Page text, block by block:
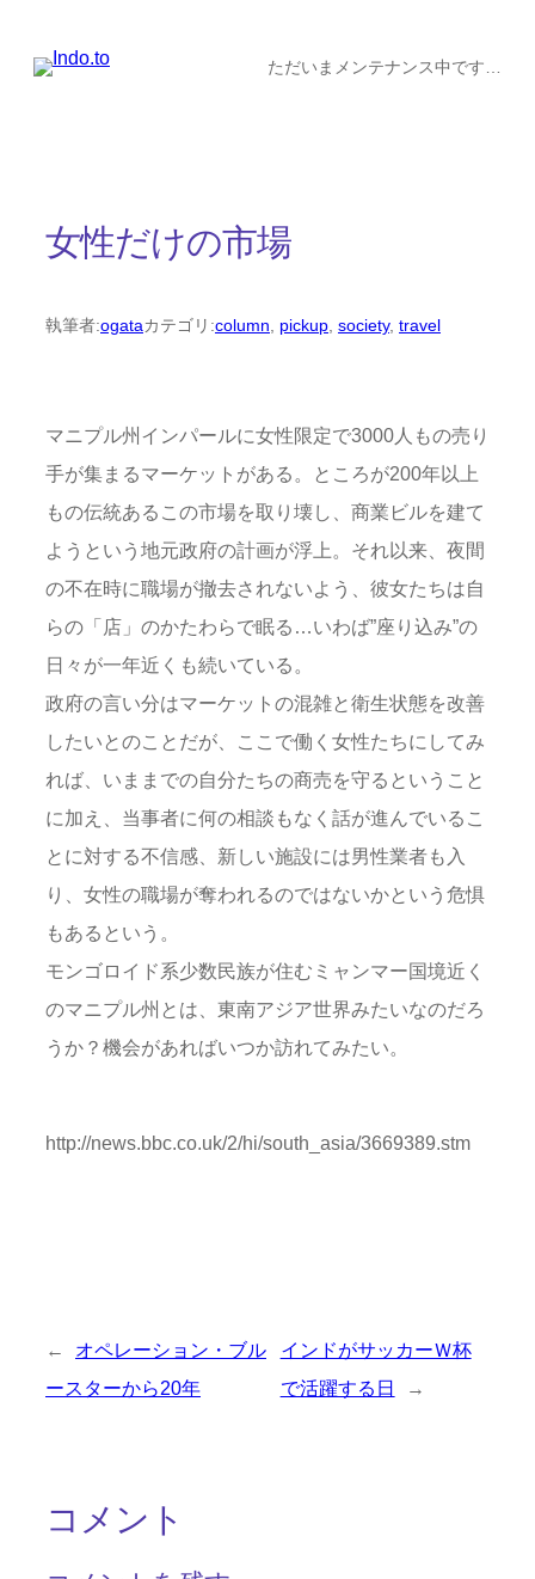
ただいまメンテナンス中です…
女性だけの市場
執筆者:ogataカテゴリ:column, pickup, society, travel
マニプル州インパールに女性限定で3000人もの売り
手が集まるマーケットがある。ところが200年以上
もの伝統あるこの市場を取り壊し、商業ビルを建て
ようという地元政府の計画が浮上。それ以来、夜間
の不在時に職場が撤去されないよう、彼女たちは自
らの「店」のかたわらで眠る…いわば”座り込み”の
日々が一年近くも続いている。
政府の言い分はマーケットの混雑と衛生状態を改善
したいとのことだが、ここで働く女性たちにしてみ
れば、いままでの自分たちの商売を守るということ
に加え、当事者に何の相談もなく話が進んでいるこ
とに対する不信感、新しい施設には男性業者も入
り、女性の職場が奪われるのではないかという危惧
もあるという。
モンゴロイド系少数民族が住むミャンマー国境近く
のマニプル州とは、東南アジア世界みたいなのだろ
うか？機会があればいつか訪れてみたい。
http://news.bbc.co.uk/2/hi/south_asia/3669389.stm
←
オペレーション・ブル
ースターから20年
インドがサッカーＷ杯
で活躍する日
→
コメント